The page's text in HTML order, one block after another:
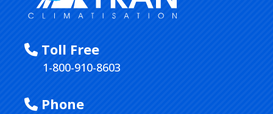
Toll Free
1-800-910-8603
Phone